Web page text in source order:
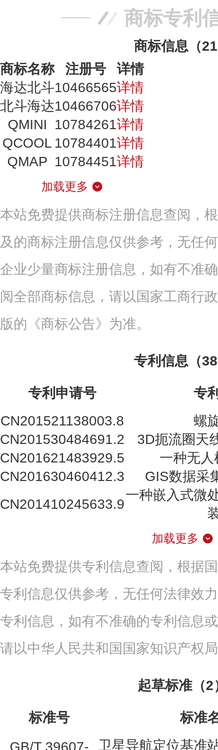
商标专利
商标信息（
商标名称
注册号
详情
海达北斗10466565详情
北斗海达10466706详情
QMINI
10784261详情
QCOOL 10784401详情
QMAP 10784451详情
加载更多
本站免费提供商标注册信息查阅，
及的商标注册信息仅供参考，无任
企业少量商标注册信息，如有不准
阅全部商标信息，请以国家工商行
版的《商标公告》为准。
专利信息（
专利申请号
专
CN201521138003.8
螺
CN201530484691.2
3D扼流圈天
CN201621483929.5
一种无
CN201630460412.3
GIS数据采
CN201410245633.9
一种嵌入式微
加载更多
本站免费提供专利信息查阅，根据
专利信息仅供参考，无任何法律效
专利信息，如有不准确的专利信息
请以中华人民共和国国家知识产权
起草标准（2
标准号
标准
GB/T 39607-
卫星导航定位基准